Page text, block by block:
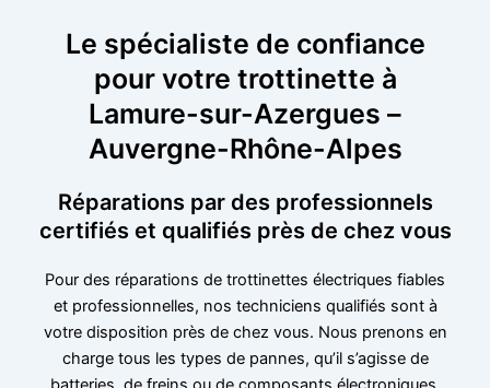
Le spécialiste de confiance
pour votre trottinette à
Lamure-sur-Azergues –
Auvergne-Rhône-Alpes
Réparations par des professionnels
certifiés et qualifiés près de chez vous
Pour des réparations de trottinettes électriques fiables
et professionnelles, nos techniciens qualifiés sont à
votre disposition près de chez vous. Nous prenons en
charge tous les types de pannes, qu’il s’agisse de